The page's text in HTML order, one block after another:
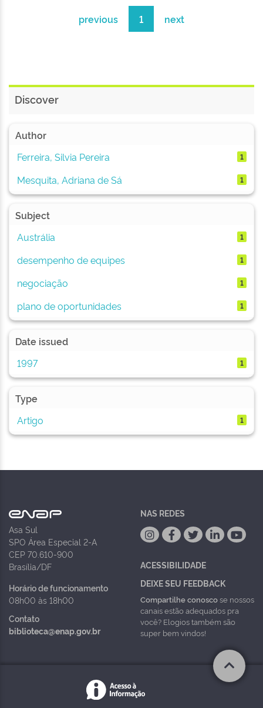
previous 1 next
Discover
Author
Ferreira, Silvia Pereira
1
Mesquita, Adriana de Sá 1
Subject
Austrália
1
desempenho de equipes 1
negociação 1
plano de oportunidades 1
Date issued
1997
1
Type
Artigo
1
Asa Sul
SPO Área Especial 2-A
CEP 70.610-900
Brasília/DF
Horário de funcionamento
08h00 às 18h00
Contato
biblioteca@enap.gov.br
NAS REDES
ACESSIBILIDADE
DEIXE SEU FEEDBACK
Compartilhe conoscose nossos
canais estão adequados pra
você? Elogios também são
super bem vindos!